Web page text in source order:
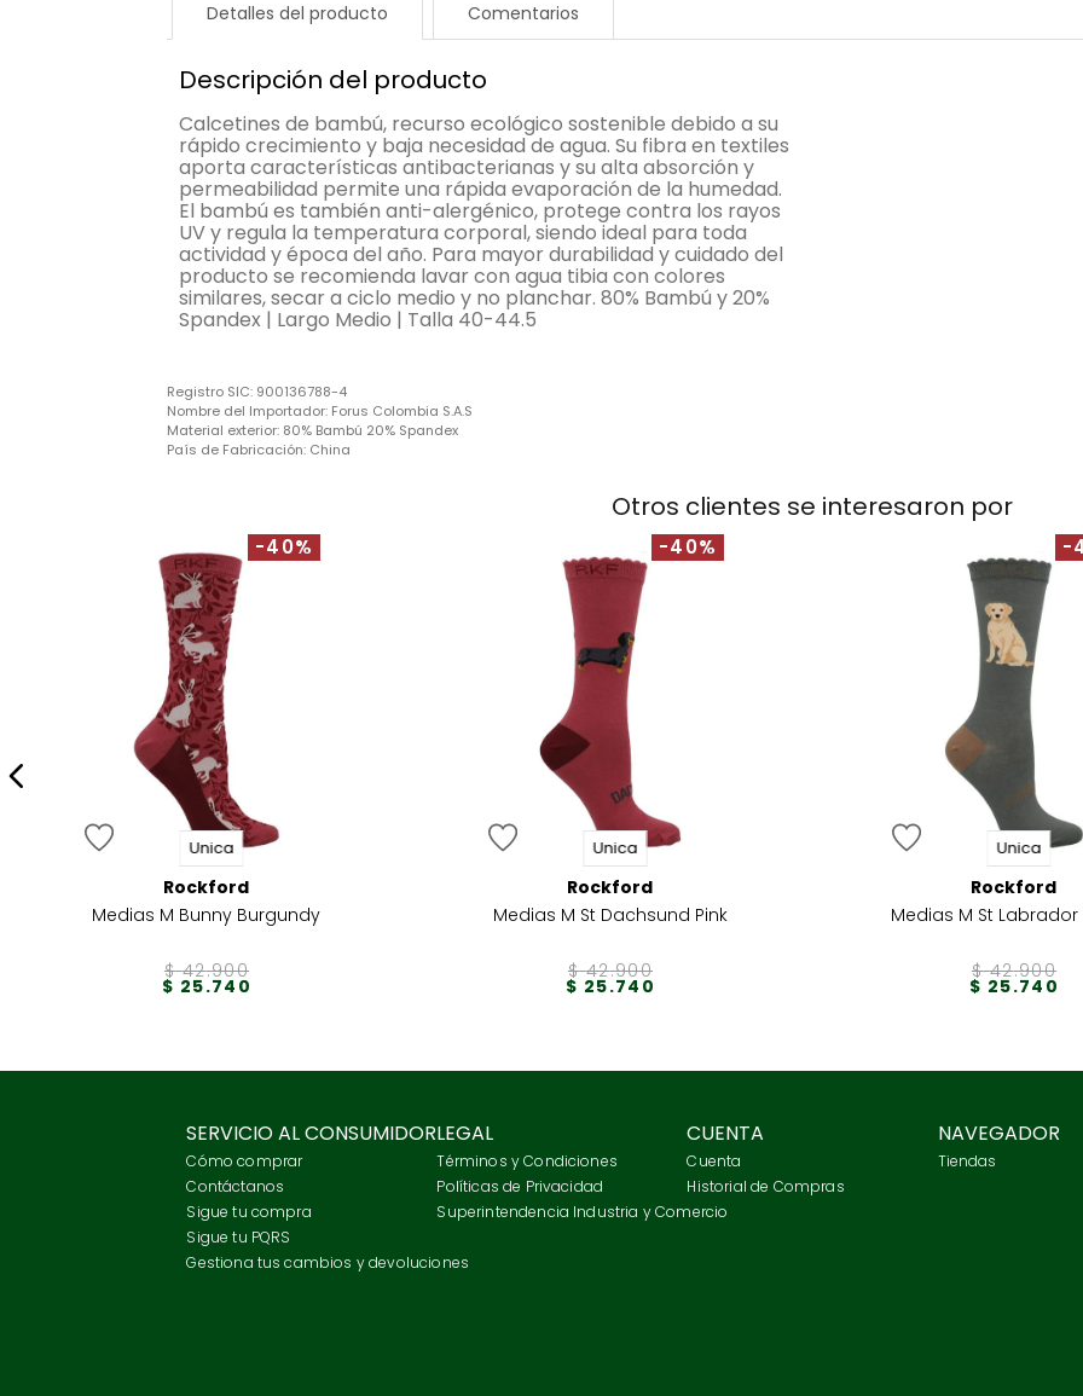
Detalles del producto Comentarios
Descripción del producto
Calcetines de bambú, recurso ecológico sostenible debido a su
rápido crecimiento y baja necesidad de agua. Su fibra en textiles
aporta características antibacterianas y su alta absorción y
permeabilidad permite una rápida evaporación de la humedad.
El bambú es también anti-alergénico, protege contra los rayos
UV y regula la temperatura corporal, siendo ideal para toda
actividad y época del año. Para mayor durabilidad y cuidado del
producto se recomienda lavar con agua tibia con colores
similares, secar a ciclo medio y no planchar. 80% Bambú y 20%
Spandex | Largo Medio | Talla 40-44.5
Registro SIC: 900136788-4
Nombre del Importador: Forus Colombia S.A.S
Material exterior: 80% Bambú 20% Spandex
País de Fabricación: China
Otros clientes se interesaron por
-40%
Unica
Rockford
Medias M Bunny Burgundy
$ 42.900
$ 25.740
-40%
Unica
Rockford
Medias M St Dachsund Pink
$ 42.900
$ 25.740
-
Unica
Rockford
Medias M St Labrador
$ 42.900
$ 25.740
SERVICIO AL CONSUMIDOR
Cómo comprar
Contáctanos
Sigue tu compra
Sigue tu PQRS
Gestiona tus cambios y devoluciones
LEGAL
Términos y Condiciones
Políticas de Privacidad
Superintendencia Industria y Comercio
CUENTA
Cuenta
Historial de Compras
NAVEGADOR
Tiendas